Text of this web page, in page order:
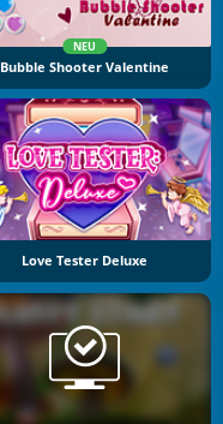
NEU
Bubble Shooter Valentine
Love Tester Deluxe